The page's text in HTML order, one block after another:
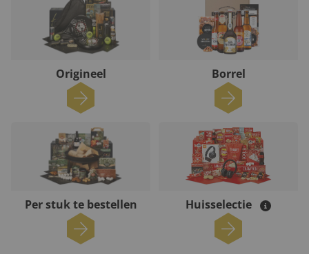
Origineel Borrel
Per stuk te bestellen Huisselectie